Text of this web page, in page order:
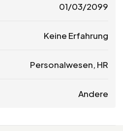
01/03/2099
Keine Erfahrung
Personalwesen, HR
Andere